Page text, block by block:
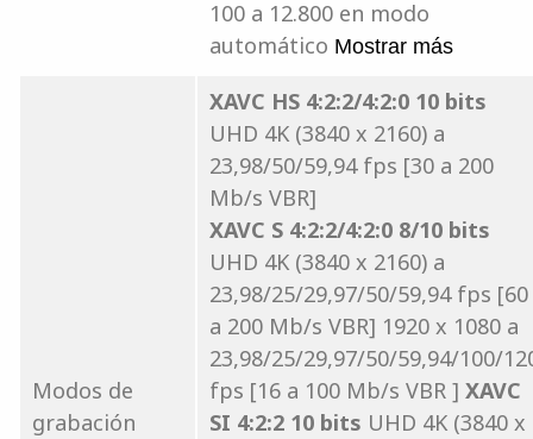
100 a 12.800 en modo
automático Mostrar más
Modos de
grabación
XAVC HS 4:2:2/4:2:0 10 bits
UHD 4K (3840 x 2160) a
23,98/50/59,94 fps [30 a 200
Mb/s VBR]
XAVC S 4:2:2/4:2:0 8/10 bits
UHD 4K (3840 x 2160) a
23,98/25/29,97/50/59,94 fps [60
a 200 Mb/s VBR] 1920 x 1080 a
23,98/25/29,97/50/59,94/100/
fps [16 a 100 Mb/s VBR ] XAVC
SI 4:2:2 10 bits UHD 4K (3840 x